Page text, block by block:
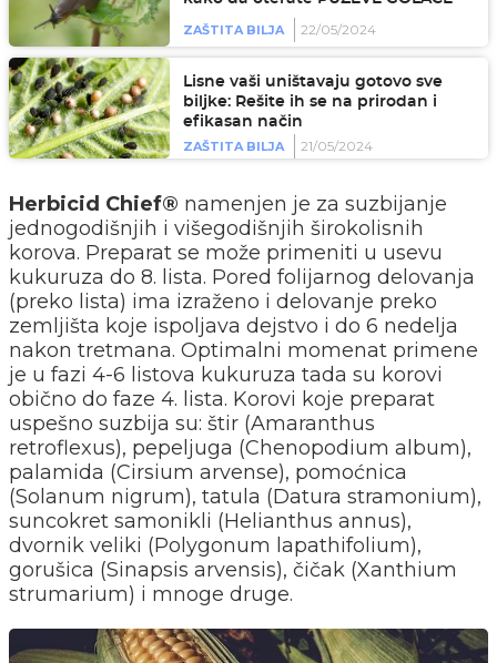
ZAŠTITA BILJA 22/05/2024
Lisne vaši uništavaju gotovo sve
biljke: Rešite ih se na prirodan i
efikasan način
ZAŠTITA BILJA
21/05/2024
Herbicid Chief® namenjen je za suzbijanje
jednogodišnjih i višegodišnjih širokolisnih
korova. Preparat se može primeniti u usevu
kukuruza do 8. lista. Pored folijarnog delovanja
(preko lista) ima izraženo i delovanje preko
zemljišta koje ispoljava dejstvo i do 6 nedelja
nakon tretmana. Optimalni momenat primene
je u fazi 4-6 listova kukuruza tada su korovi
obično do faze 4. lista. Korovi koje preparat
uspešno suzbija su: štir (Amaranthus
retroflexus), pepeljuga (Chenopodium album),
palamida (Cirsium arvense), pomoćnica
(Solanum nigrum), tatula (Datura stramonium),
suncokret samonikli (Helianthus annus),
dvornik veliki (Polygonum lapathifolium),
gorušica (Sinapsis arvensis), čičak (Xanthium
strumarium) i mnoge druge.